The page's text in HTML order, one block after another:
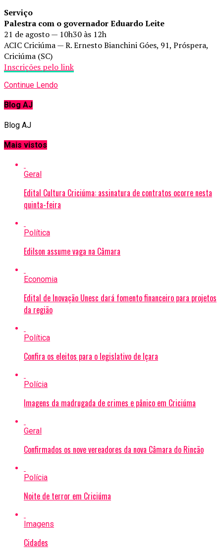
Serviço
Palestra com o governador Eduardo Leite
21 de agosto — 10h30 às 12h
ACIC Criciúma — R. Ernesto Bianchini Góes, 91, Próspera,
Criciúma (SC)
Inscrições pelo link
Continue Lendo
Blog AJ
Blog AJ
Mais vistos
Geral
Edital Cultura Criciúma: assinatura de contratos ocorre nesta
quinta-feira
Política
Edilson assume vaga na Câmara
Economia
Edital de Inovação Unesc dará fomento financeiro para projetos
da região
Política
Confira os eleitos para o legislativo de Içara
Polícia
Imagens da madrugada de crimes e pânico em Criciúma
Geral
Confirmados os nove vereadores da nova Câmara do Rincão
Polícia
Noite de terror em Criciúma
Imagens
Cidades